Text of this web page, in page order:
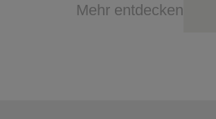
Mehr entdecken